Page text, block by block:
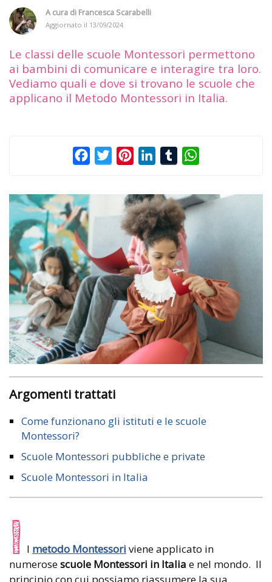
A cura di Francesca Scarabelli
Aggiornato il 13/09/2024
Le classi delle scuole Montessori permettono
ai bambini di comunicare e interagire tra loro.
Vediamo quali e dove si trovano le scuole che
applicano il Metodo Montessori in Italia.
FacebookTwitterPinterestLinkedInTumblr
Argomenti trattati
Come funzionano gli istituti e le scuole
Montessori?
Scuole Montessori pubbliche e private
Scuole Montessori in Italia
I l metodo Montessori viene applicato in
numerosescuole Montessori in Italia e nel mondo. Il
principio con cui possiamo riassumere la sua